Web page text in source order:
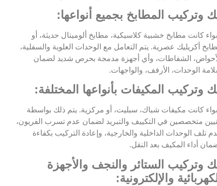
وتركيب المطابخ بجميع أنواعها:
كانت مطابخ خشبية كلاسيكية، مطابخ ألوميتال حديثة، أو
أكريليك عصرية. يتم التعامل مع الوحدات العلوية والسفلية،
الشفاطات، وأي أجهزة مدمجة بحرص شديد لضمان
الوحدات، الأرفف، والواجهات.
وتركيب المكيفات بأنواعها المختلفة:
كانت مكيفات شباك، سبليت، أو مركزية. يتم ذلك بواسطة
متخصصين في التكييف والتبريد لضمان عدم تسرب الفريون،
تلف الوحدات الداخلية والخارجية، وإعادة التركيب بكفاءة
أداء المكيف بعد النقل.
وتركيب الستائر والنجف والأجهزة
والإلكترونية: